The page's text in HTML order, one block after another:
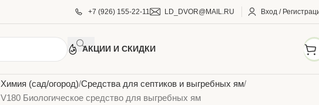
+7 (926) 155-22-11 LD_DVOR@MAIL.RU Вход /
АКЦИИ И СКИДКИ
Химия (сад/огород) Средства для септиков и выгребных ям
V180 Биологическое средство для выгребных ям